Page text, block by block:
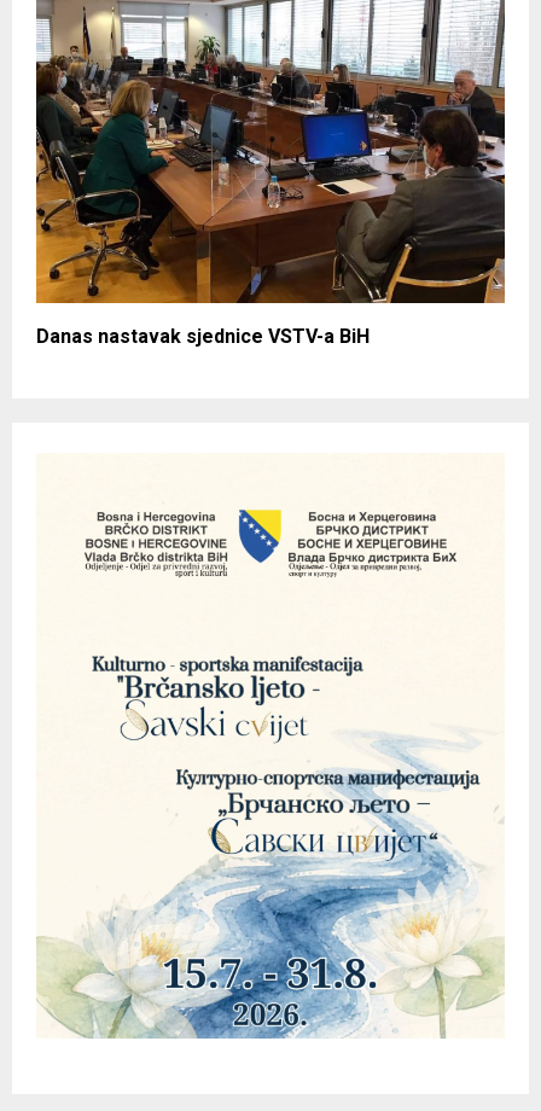
Danas nastavak sjednice VSTV-a BiH